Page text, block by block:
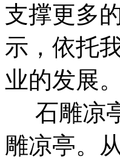
支撑更多
示，依托
业的发展。
石雕凉
雕凉亭。